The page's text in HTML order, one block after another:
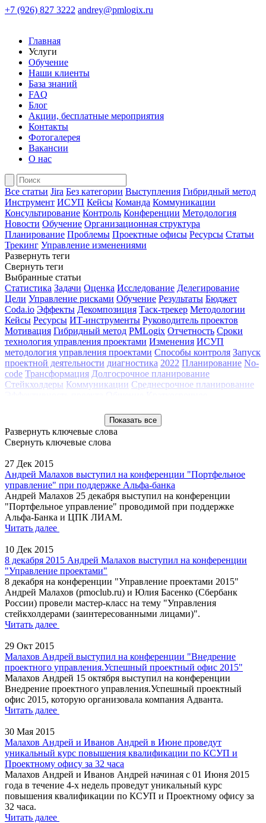
+7 (926) 827 3222 andrey@pmlogix.ru
Главная
Услуги
Обучение
Наши клиенты
База знаний
FAQ
Блог
Акции, бесплатные мероприятия
Контакты
Фотогалерея
Вакансии
О нас
Все статьи Jira Без категории Выступления Гибридный метод
Инструмент ИСУП Кейсы Команда Коммуникации
Консультирование Контроль Конференции Методология
Новости Обучение Организационная структура
Планирование Проблемы Проектные офисы Ресурсы Статьи
Трекинг Управление изменениями
Развернуть теги
Свернуть теги
Выбранные статьи
Статистика Задачи Оценка Исследование Делегирование
Цели Управление рисками Обучение Результаты Бюджет
Coda.io Эффекты Декомпозиция Таск-трекер Методологии
Кейсы Ресурсы ИТ-инструменты Руководитель проектов
Мотивация Гибридный метод PMLogix Отчетность Сроки
технология управления проектами Изменения ИСУП
методология управления проектами Способы контроля Запуск
проектной деятельности диагностика 2022 Планирование No-
code Трансформация Долгосрочное планирование
Стейкхолдеры Коммуникации Среднесрочное планирование
Оценка результата проекта Конфликты
Метрики оценки проекта 2021 2020 Управление командой
Вебинар Инструменты УП Клуб профессионалов
качества Конференция РМО 2017
Обзор
Проектный офис
проектов Тренды Управление изменениями
Управление
портфелем Управление проектами
Показать все
Развернуть ключевые слова
Свернуть ключевые слова
27 Дек 2015
Андрей Малахов выступил на конференции "Портфельное
управление" при поддержке Альфа-банка
Андрей Малахов 25 декабря выступил на конференции
"Портфельное управление" проводимой при поддержке
Альфа-Банка и ЦПК ЛИАМ.
Читать далее
10 Дек 2015
8 декабря 2015 Андрей Малахов выступил на конференции
"Управление проектами"
8 декабря на конференции "Управление проектами 2015"
Андрей Малахов (pmoclub.ru) и Юлия Басенко (Сбербанк
России) провели мастер-класс на тему "Управления
стейкхолдерами (заинтересованными лицами)".
Читать далее
29 Окт 2015
Малахов Андрей выступил на конференции "Внедрение
проектного управления.Успешный проектный офис 2015"
Малахов Андрей 15 октября выступил на конференции
Внедрение проектного управления.Успешный проектный
офис 2015, которую организовала компания Адванта.
Читать далее
30 Мая 2015
Малахов Андрей и Иванов Андрей в Июне проведут
уникальный курс повышения квалификации по КСУП и
Проектному офису за 32 часа
Малахов Андрей и Иванов Андрей начиная с 01 Июня 2015
года в течение 4-х недель проведут уникальный курс
повышения квалификации по КСУП и Проектному офису за
32 часа.
Читать далее